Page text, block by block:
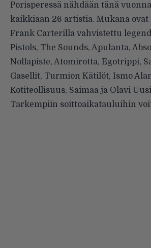
Porisperessä nähdään tänä
kaikkiaan 26 artistia. Mukana
Frank Carterilla vahvistettu
Pistols, The Sounds, Apulanta,
Nollapiste, Atomirotta, Egotrippi,
Gasellit, Turmion Kätilöt, Ismo
Kotiteollisuus, Saimaa ja Olavi
Tarkempiin soittoaikatauluihin